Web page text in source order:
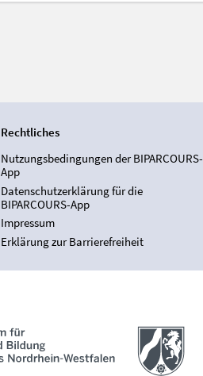
Rechtliches
Nutzungsbedingungen der BIPARCOURS-
App
Datenschutzerklärung für die
BIPARCOURS-App
Impressum
Erklärung zur Barrierefreiheit